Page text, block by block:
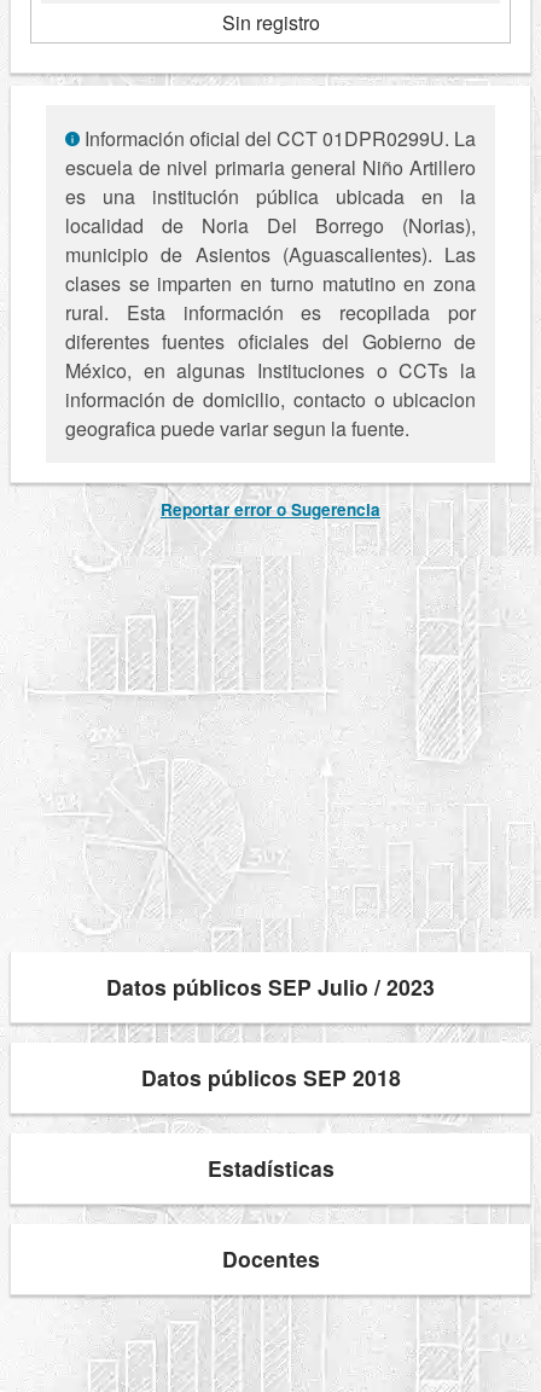
Sin registro
Información oficial del CCT 01DPR0299U. La
escuela de nivel primaria general Niño Artillero
es una institución pública ubicada en la
localidad de Noria Del Borrego (Norias),
municipio de Asientos (Aguascalientes). Las
clases se imparten en turno matutino en zona
rural. Esta información es recopilada por
diferentes fuentes oficiales del Gobierno de
México, en algunas Instituciones o CCTs la
información de domicilio, contacto o ubicacion
geografica puede variar segun la fuente.
Reportar error o Sugerencia
Datos públicos SEP Julio / 2023
Datos públicos SEP 2018
Estadísticas
Docentes